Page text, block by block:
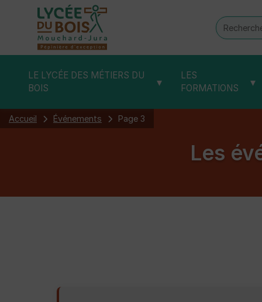
LE LYCÉE DES MÉTIERS DU
BOIS
▾
LES
FORMATIONS
▾
Accueil Événements Page 3
Les